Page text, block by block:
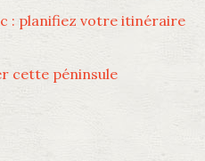
: planifiez votre itinéraire
cette péninsule